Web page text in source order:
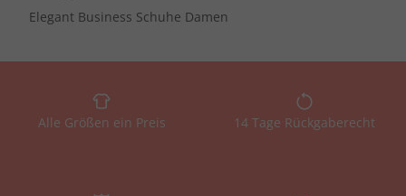
Elegant Business Schuhe Damen
Alle Größen ein Preis 14 Tage Rückgaberecht